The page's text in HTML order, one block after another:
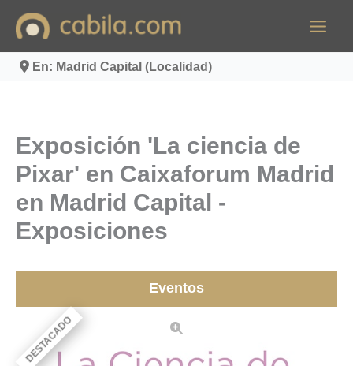
contenido
En: Madrid Capital (Localidad)
Exposición 'La ciencia de
Pixar' en Caixaforum Madrid
en Madrid Capital -
Exposiciones
Eventos
DESTACADO